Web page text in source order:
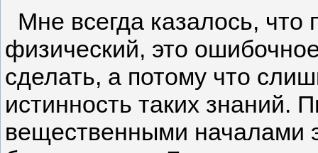
Мне всегда казалось, что
физический, это
сделать, а потому что
истинность таких знаний.
вещественными началами